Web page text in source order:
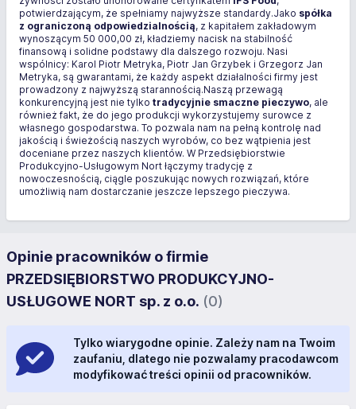
potwierdzającym, że spełniamy najwyższe standardy.Jako spółka
z ograniczoną odpowiedzialnością, z kapitałem zakładowym
wynoszącym 50 000,00 zł, kładziemy nacisk na stabilność
finansową i solidne podstawy dla dalszego rozwoju. Nasi
wspólnicy: Karol Piotr Metryka, Piotr Jan Grzybek i Grzegorz Jan
Metryka, są gwarantami, że każdy aspekt działalności firmy jest
prowadzony z najwyższą starannością.Naszą przewagą
konkurencyjną jest nie tylko tradycyjnie smaczne pieczywo, ale
również fakt, że do jego produkcji wykorzystujemy surowce z
własnego gospodarstwa. To pozwala nam na pełną kontrolę nad
jakością i świeżością naszych wyrobów, co bez wątpienia jest
doceniane przez naszych klientów. W Przedsiębiorstwie
Produkcyjno-Usługowym Nort łączymy tradycję z
nowoczesnością, ciągle poszukując nowych rozwiązań, które
umożliwią nam dostarczanie jeszcze lepszego pieczywa.
Opinie pracowników o firmie
PRZEDSIĘBIORSTWO PRODUKCYJNO-
USŁUGOWE NORT sp. z o.o. (0)
Tylko wiarygodne opinie. Zależy nam na Twoim
zaufaniu, dlatego nie pozwalamy pracodawcom
modyfikować treści opinii od pracowników.